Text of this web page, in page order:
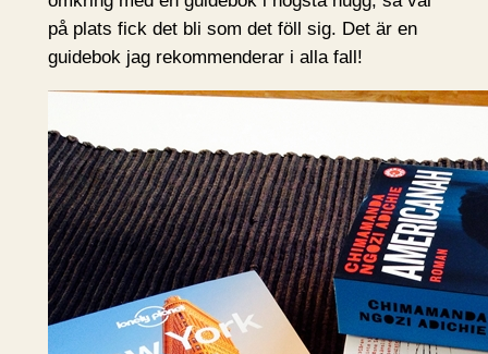
på plats fick det bli som det föll sig. Det är en
guidebok jag rekommenderar i alla fall!